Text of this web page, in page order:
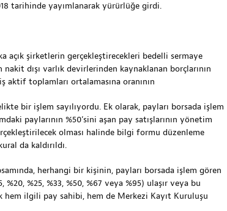
tarihinde yayımlanarak yürürlüğe girdi.
açık şirketlerin gerçekleştirecekleri bedelli sermaye
dışı varlık devirlerinden kaynaklanan borçlarının
aktif toplamları ortalamasına oranının
bir işlem sayılıyordu. Ek olarak, payları borsada işlem
paylarının %50’sini aşan pay satışlarının yönetim
olması halinde bilgi formu düzenleme
da kaldırıldı.
herhangi bir kişinin, payları borsada işlem gören
%25, %33, %50, %67 veya %95) ulaşır veya bu
hem ilgili pay sahibi, hem de Merkezi Kayıt Kuruluşu